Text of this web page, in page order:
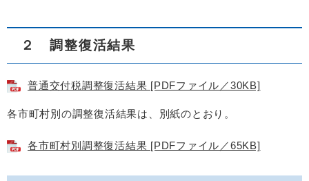
２ 調整復活結果
普通交付税調整復活結果 [PDFファイル／30KB]
各市町村別の調整復活結果は、別紙のとおり。
各市町村別調整復活結果 [PDFファイル／65KB]